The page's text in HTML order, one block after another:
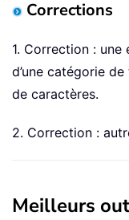
Corrections
1. Correction :
d’une catégorie
de caractères.
2. Correction :
Meilleurs